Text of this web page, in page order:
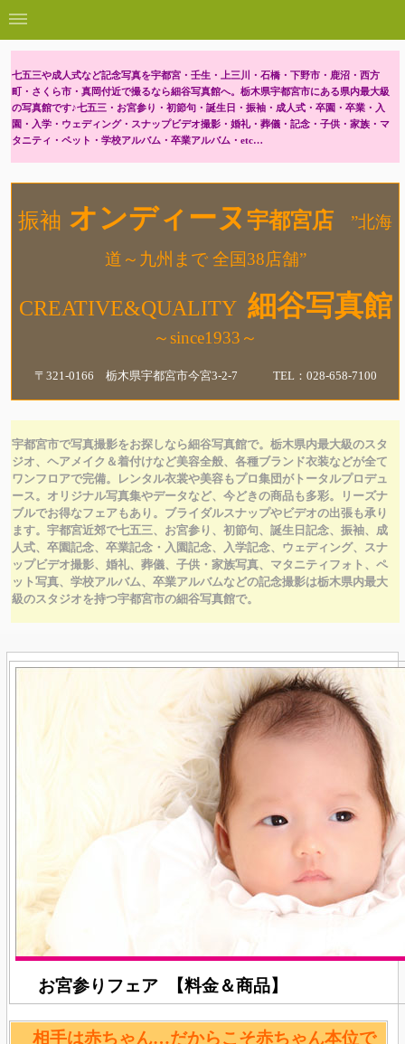
七五三や成人式など記念写真を宇都宮・壬生・上三川・石橋・下野市・鹿沼・西方
町・さくら市・真岡付近で撮るなら細谷写真館へ。栃木県宇都宮市にある県内最大級
の写真館です♪七五三・お宮参り・初節句・誕生日・振袖・成人式・卒園・卒業・入
園・入学・ウェディング・スナップビデオ撮影・婚礼・葬儀・記念・子供・家族・マ
タニティ・ペット・学校アルバム・卒業アルバム・etc…
振袖 オンディーヌ 宇都宮店 ”北海
道～九州まで 全国38店舗”
CREATIVE&QUALITY 細谷写真館
～since1933～
〒321-0166 栃木県宇都宮市今宮3-2-7 TEL：028-658-7100
宇都宮市で写真撮影をお探しなら細谷写真館で。栃木県内最大級のスタ
ジオ、ヘアメイク＆着付けなど美容全般、各種ブランド衣装などが全て
ワンフロアで完備。レンタル衣裳や美容もプロ集団がトータルプロデュ
ース。オリジナル写真集やデータなど、今どきの商品も多彩。リーズナ
ブルでお得なフェアもあり。ブライダルスナップやビデオの出張も承り
ます。宇都宮近郊で七五三、お宮参り、初節句、誕生日記念、振袖、成
人式、卒園記念、卒業記念・入園記念、入学記念、ウェディング、スナ
ップビデオ撮影、婚礼、葬儀、子供・家族写真、マタニティフォト、ペ
ット写真、学校アルバム、卒業アルバムなどの記念撮影は栃木県内最大
級のスタジオを持つ宇都宮市の細谷写真館で。
お宮参りフェア 【料金＆商品】
相手は赤ちゃん…だからこそ赤ちゃん本位で